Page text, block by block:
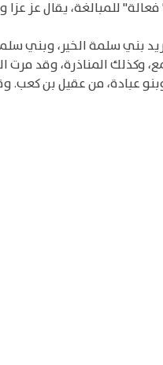
بني سلمة الخير، وبني
وكذلك المناذرة، وقد مرت
من عقيل بن كعب.